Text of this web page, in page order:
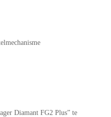
Diamant FG2 Plus” te